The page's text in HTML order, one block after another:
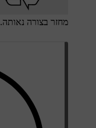
מחזר בצורה נאותה.